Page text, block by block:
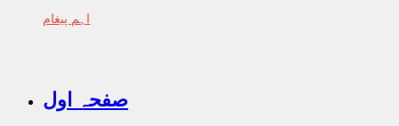
اہم پیغام
صفحہ اول